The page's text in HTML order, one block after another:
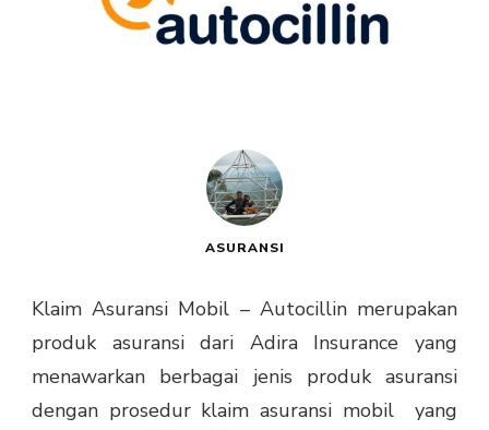
ASURANSI
Klaim Asuransi Mobil – Autocillin merupakan
produk asuransi dari Adira Insurance yang
menawarkan berbagai jenis produk asuransi
dengan prosedur klaim asuransi mobil
yang